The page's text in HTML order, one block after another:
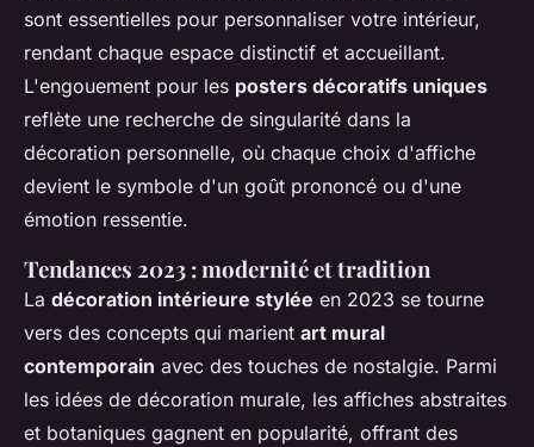
sont essentielles pour personnaliser votre intérieur,
rendant chaque espace distinctif et accueillant.
L'engouement pour les posters décoratifs uniques
reflète une recherche de singularité dans la
décoration personnelle, où chaque choix d'affiche
devient le symbole d'un goût prononcé ou d'une
émotion ressentie.
Tendances 2023 : modernité et tradition
La décoration intérieure stylée en 2023 se tourne
vers des concepts qui marient art mural
contemporain avec des touches de nostalgie. Parmi
les idées de décoration murale, les affiches abstraites
et botaniques gagnent en popularité, offrant des